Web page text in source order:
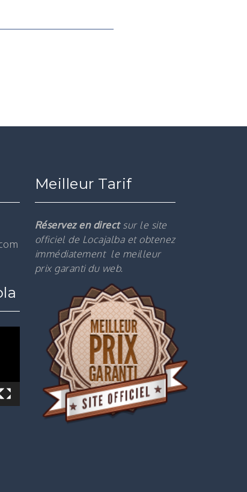
Meilleur Tarif
Réservez en directsur le site
officiel de Locajalba et obtenez
immédiatement le meilleur
prix garanti du web.